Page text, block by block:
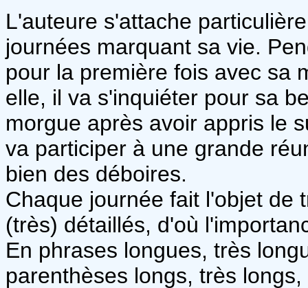
L'auteure s'attache
journées marquant sa vie.
pour la première fois avec sa
elle, il va s'inquiéter pour sa
morgue après avoir appris le
va participer à une grande
bien des déboires.
Chaque journée fait l'objet de
(très) détaillés, d'où
En phrases longues, très
parenthèses longs, très